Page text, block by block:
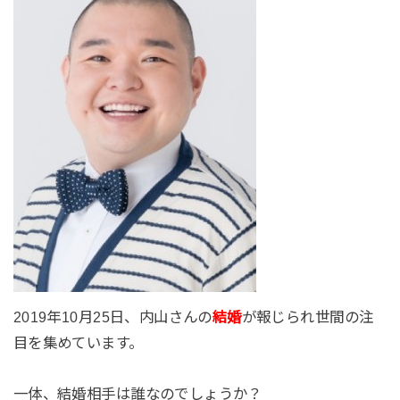
2019年10月25日、内山さんの結婚が報じられ世間の注
目を集めています。
一体、結婚相手は誰なのでしょうか？